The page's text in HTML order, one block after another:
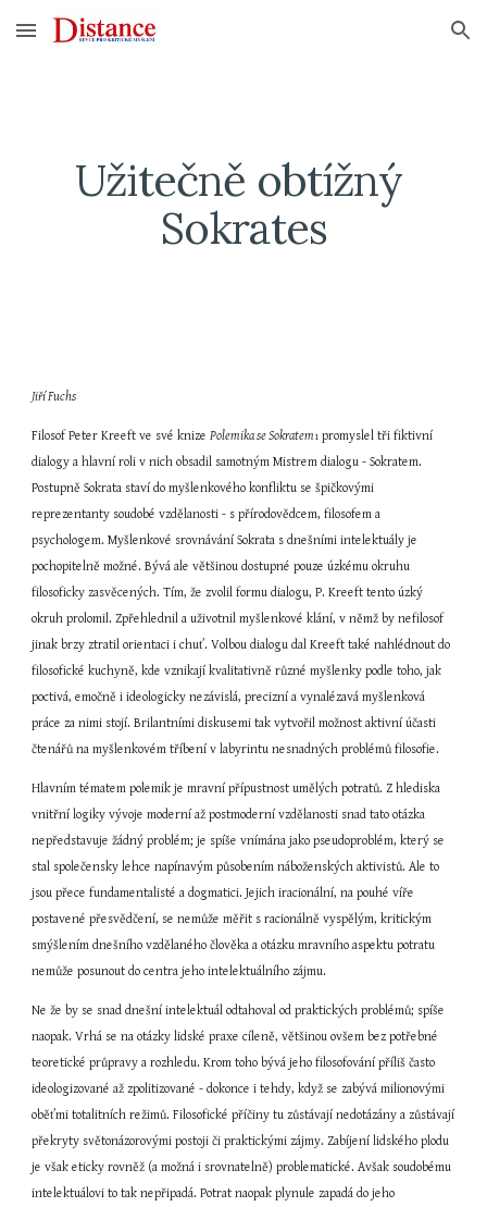
Skip to main content Skip to navigation
Užitečně obtížný
Sokrates
Jiří Fuchs
Filosof Peter Kreeft ve své knize Polemika se Sokratem1 promyslel tři fiktivní
dialogy a hlavní roli v nich obsadil samotným Mistrem dialogu - Sokratem.
Postupně Sokrata staví do myšlenkového konfliktu se špičkovými
reprezentanty soudobé vzdělanosti - s přírodovědcem, filosofem a
psychologem. Myšlenkové srovnávání Sokrata s dnešními intelektuály je
pochopitelně možné. Bývá ale většinou dostupné pouze úzkému okruhu
filosoficky zasvěcených. Tím, že zvolil formu dialogu, P. Kreeft tento úzký
okruh prolomil. Zpřehlednil a uživotnil myšlenkové klání, v němž by nefilosof
jinak brzy ztratil orientaci i chuť. Volbou dialogu dal Kreeft také nahlédnout do
filosofické kuchyně, kde vznikají kvalitativně různé myšlenky podle toho, jak
poctivá, emočně i ideologicky nezávislá, precizní a vynalézavá myšlenková
práce za nimi stojí. Brilantními diskusemi tak vytvořil možnost aktivní účasti
čtenářů na myšlenkovém tříbení v labyrintu nesnadných problémů filosofie.
Hlavním tématem polemik je mravní přípustnost umělých potratů. Z hlediska
vnitřní logiky vývoje moderní až postmoderní vzdělanosti snad tato otázka
nepředstavuje žádný problém; je spíše vnímána jako pseudoproblém, který se
stal společensky lehce napínavým působením náboženských aktivistů. Ale to
jsou přece fundamentalisté a dogmatici. Jejich iracionální, na pouhé víře
postavené přesvědčení, se nemůže měřit s racionálně vyspělým, kritickým
smýšlením dnešního vzdělaného člověka a otázku mravního aspektu potratu
nemůže posunout do centra jeho intelektuálního zájmu.
Ne že by se snad dnešní intelektuál odtahoval od praktických problémů; spíše
naopak. Vrhá se na otázky lidské praxe cíleně, většinou ovšem bez potřebné
teoretické průpravy a rozhledu. Krom toho bývá jeho filosofování příliš často
ideologizované až zpolitizované - dokonce i tehdy, když se zabývá milionovými
oběťmi totalitních režimů. Filosofické příčiny tu zůstávají nedotázány a zůstávají
překryty světonázorovými postoji či praktickými zájmy. Zabíjení lidského plodu
je však eticky rovněž (a možná i srovnatelně) problematické. Avšak soudobému
intelektuálovi to tak nepřipadá. Potrat naopak plynule zapadá do jeho